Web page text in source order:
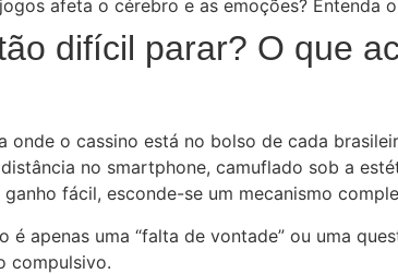
difícil parar? O que
onde o cassino está no bolso de cada
no smartphone, camuflado sob a
fácil, esconde-se um mecanismo
é apenas uma “falta de vontade” ou uma
compulsivo.